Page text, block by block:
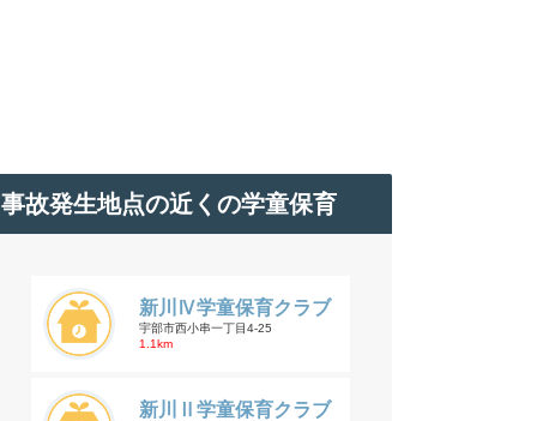
事故発生地点の近くの学童保育
新川Ⅳ学童保育クラブ
宇部市西小串一丁目4-25
1.1km
新川Ⅱ学童保育クラブ